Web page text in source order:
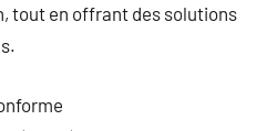
tout en offrant des solutions